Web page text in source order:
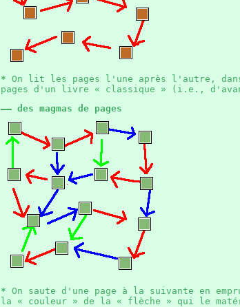
* On lit les pages l'une après l'autre,
pages d'un livre « classique » (i.e.,
—— des magmas de pages
* On saute d'une page à la suivante en
la « couleur » de la « flèche » qui le